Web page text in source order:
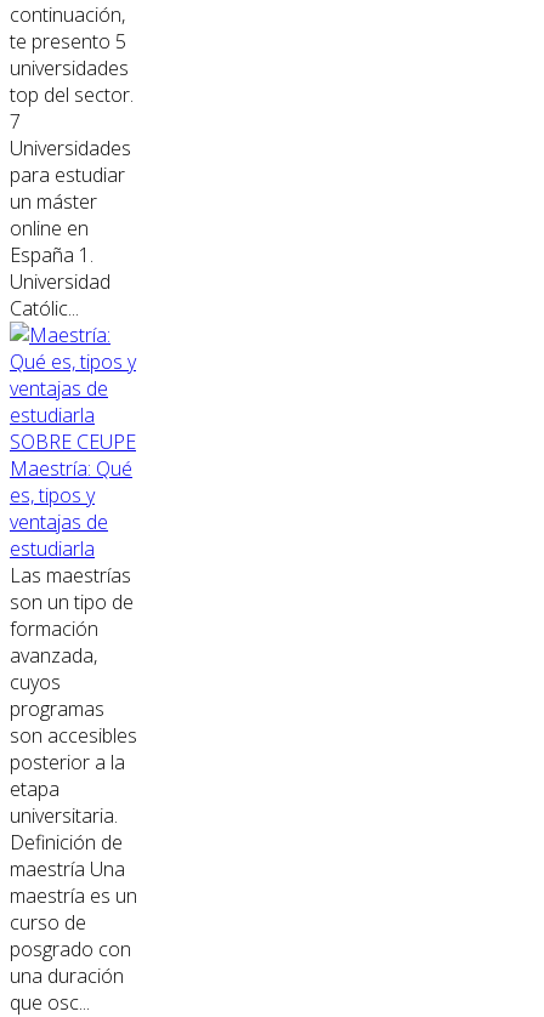
continuación,
te presento 5
universidades
top del sector.
7
Universidades
para estudiar
un máster
online en
España 1.
Universidad
Católic...
SOBRE CEUPE
Maestría: Qué
es, tipos y
ventajas de
estudiarla
Las maestrías
son un tipo de
formación
avanzada,
cuyos
programas
son accesibles
posterior a la
etapa
universitaria.
Definición de
maestría Una
maestría es un
curso de
posgrado con
una duración
que osc...